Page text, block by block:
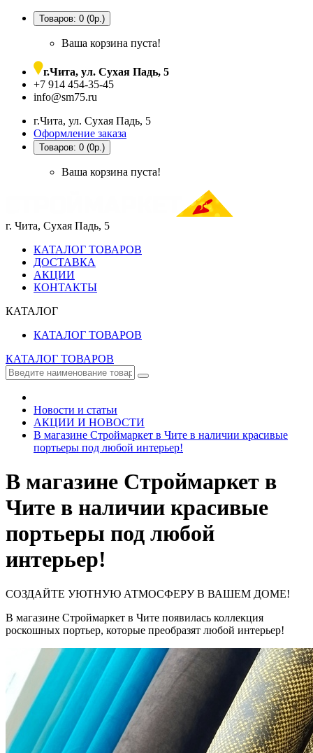
Товаров: 0 (0р.)
Ваша корзина пуста!
г.Чита, ул. Сухая Падь, 5
+7 914 454-35-45
info@sm75.ru
г.Чита, ул. Сухая Падь, 5
Оформление заказа
Товаров: 0 (0р.)
Ваша корзина пуста!
г. Чита, Сухая Падь, 5
КАТАЛОГ ТОВАРОВ
ДОСТАВКА
АКЦИИ
КОНТАКТЫ
КАТАЛОГ
КАТАЛОГ ТОВАРОВ
КАТАЛОГ ТОВАРОВ
Новости и статьи
АКЦИИ И НОВОСТИ
В магазине Строймаркет в Чите в наличии красивые
портьеры под любой интерьер!
В магазине Строймаркет в
Чите в наличии красивые
портьеры под любой
интерьер!
СОЗДАЙТЕ УЮТНУЮ АТМОСФЕРУ В ВАШЕМ ДОМЕ!
В магазине Строймаркет в Чите появилась коллекция
роскошных портьер, которые преобразят любой интерьер!